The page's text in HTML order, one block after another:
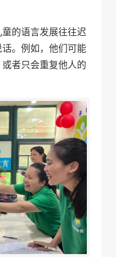
童的语言发展往往迟
。例如，他们可能
者只会重复他人的